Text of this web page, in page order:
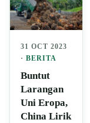
31 OCT 2023
· BERITA
Buntut
Larangan
Uni Eropa,
China Lirik